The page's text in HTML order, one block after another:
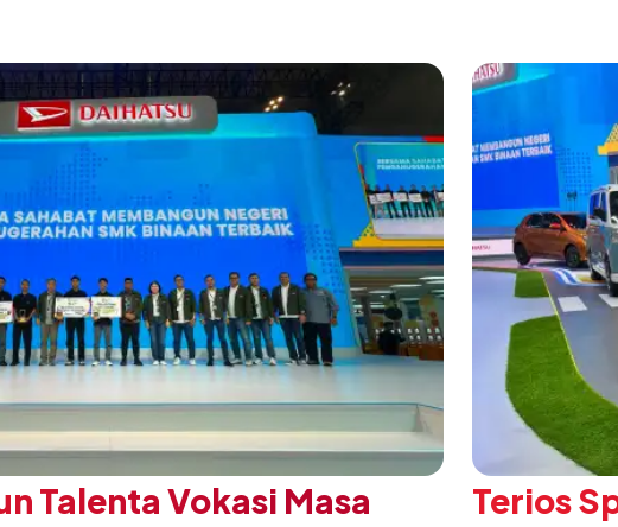
Talenta Vokasi Masa
Terios